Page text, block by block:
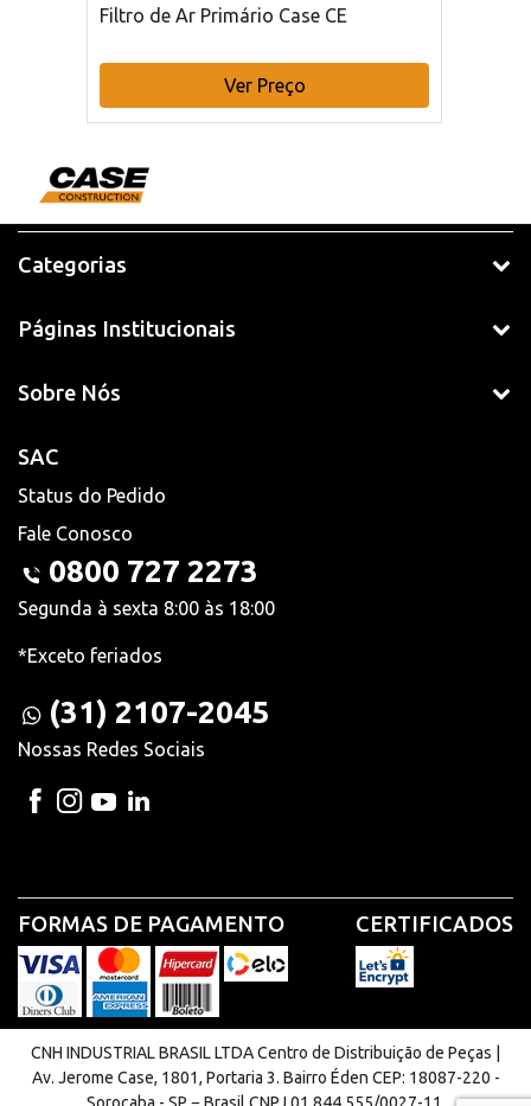
Filtro de Ar Primário Case CE
Ver Preço
Categorias
Páginas Institucionais
Sobre Nós
SAC
Status do Pedido
Fale Conosco
0800 727 2273
Segunda à sexta 8:00 às 18:00
*Exceto feriados
(31) 2107-2045
Nossas Redes Sociais
FORMAS DE PAGAMENTO CERTIFICADOS
CNH INDUSTRIAL BRASIL LTDA Centro de Distribuição de Peças |
Av. Jerome Case, 1801, Portaria 3. Bairro Éden CEP: 18087-220 -